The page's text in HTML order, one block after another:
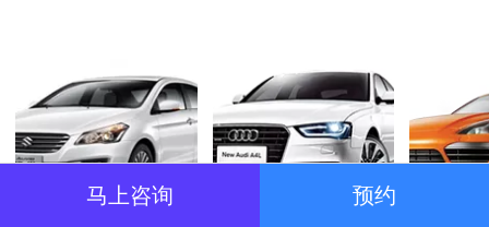
北京现代 2010款
马上咨询 预约